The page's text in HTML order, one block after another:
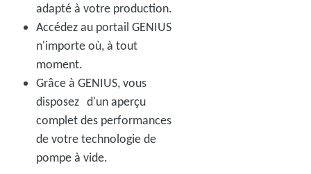
adapté à votre production.
Accédez au portail GENIUS
n'importe où, à tout
moment.
Grâce à GENIUS, vous
disposez d'un aperçu
complet des performances
de votre technologie de
pompe à vide.